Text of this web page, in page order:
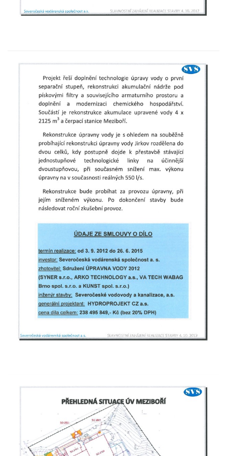
Dům správce hřbitova v Mikulášovicích
Tovární budova jižně od dolního nádraží v
Mikulášovicích – Josef Kunert & synové,
kovové a kancelářské zboží
Marie ve Vilémově
Lázeňský dům čp. 82 v Lázních Libverda
Obří sud v Lázních Libverda
Lázeňský dům Jizera čp. 116 v Lázních
Libverda
113 v Lázních Libverda
Frýdlantu
Dům čp. 104 na náměstí T. G. Masaryka ve
Frýdlantu
Dům čp. 102 na náměstí T. G. Masaryka ve
Frýdlantu
Dům čp. 2 zvaný Na Panské zvůli na
Dům čp. 42 v Havlíčkově ulici ve Frýdlantu
Dvojdům čp. 92 a 93 (hotel Bílý kůň) na
náměstí T. G. Masaryka ve Frýdlantu
Dům čp. 3 na náměstí T. G. Masaryka ve